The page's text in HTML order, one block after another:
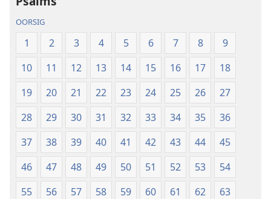
hersiening)
(2019-
hersiening)
OORSIG
1 2 3 4 5 6 7 8
9
10
11 12 13 14 15 16 17
18
19
20 21 22 23 24 25 26
27
28
29 30 31 32 33 34 35
36
37
38 39 40 41 42 43 44
45
46
47 48 49 50 51 52 53
54
55
56 57 58 59 60 61 62
63